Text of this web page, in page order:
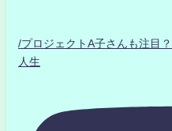
/プロジェクトA子さんも注目
人生